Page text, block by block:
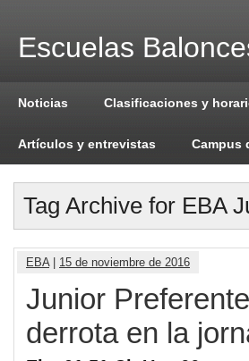
Escuelas
Noticias Clasificaciones y
Artículos y entrevistas Campus
Tag Archive for EBA
EBA| 15 de noviembre de 2016
Junior
derrota en la